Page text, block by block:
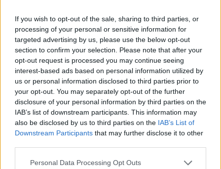
If you wish to opt-out of the sale, sharing to third parties, or
processing of your personal or sensitive information for
targeted advertising by us, please use the below opt-out
section to confirm your selection. Please note that after your
opt-out request is processed you may continue seeing
interest-based ads based on personal information utilized by
us or personal information disclosed to third parties prior to
your opt-out. You may separately opt-out of the further
disclosure of your personal information by third parties on the
IAB’s list of downstream participants. This information may
also be disclosed by us to third parties on the IAB’s List of
Downstream Participants that may further disclose it to other
Please note that this website/app uses one or more Google
Personal Data Processing Opt Outs